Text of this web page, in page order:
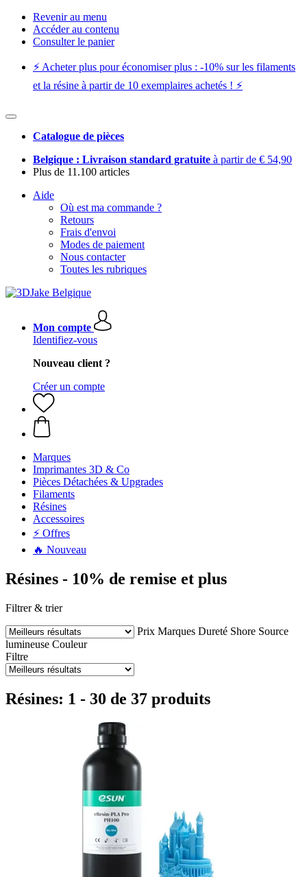
Revenir au menu
Accéder au contenu
Consulter le panier
⚡️ Acheter plus pour économiser plus : -10% sur les filaments
et la résine à partir de 10 exemplaires achetés ! ⚡️
Catalogue de pièces
Belgique : Livraison standard gratuite à partir de € 54,90
Plus de 11.100 articles
Aide
Où est ma commande ?
Retours
Frais d'envoi
Modes de paiement
Nous contacter
Toutes les rubriques
Mon compte
Identifiez-vous
Nouveau client ?
Créer un compte
Marques
Imprimantes 3D & Co
Pièces Détachées & Upgrades
Filaments
Résines
Accessoires
⚡ Offres
🔥 Nouveau
Résines - 10% de remise et plus
Filtrer & trier
Prix Marques Dureté Shore Source
lumineuse Couleur
Filtre
Résines: 1 - 30 de 37 produits